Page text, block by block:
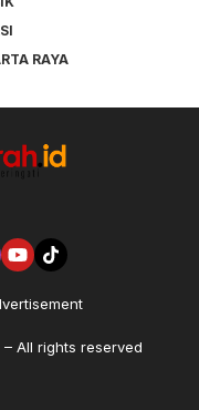
RAYA
All rights reserved